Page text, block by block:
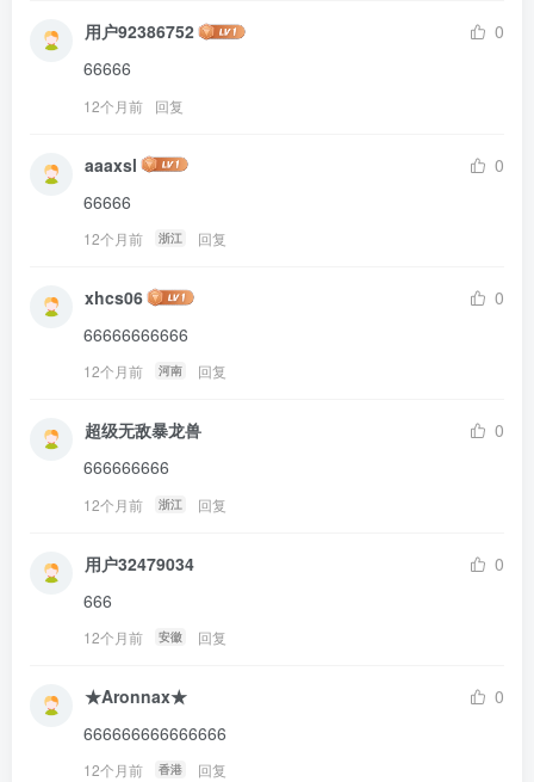
用户92386752
0
66666
12个月前 回复
aaaxsl
0
66666
12个月前 浙江 回复
xhcs06
0
66666666666
12个月前 河南 回复
超级无敌暴龙兽
0
666666666
12个月前 浙江 回复
用户32479034
0
666
12个月前 安徽 回复
★Aronnax★
0
666666666666666
12个月前 香港 回复